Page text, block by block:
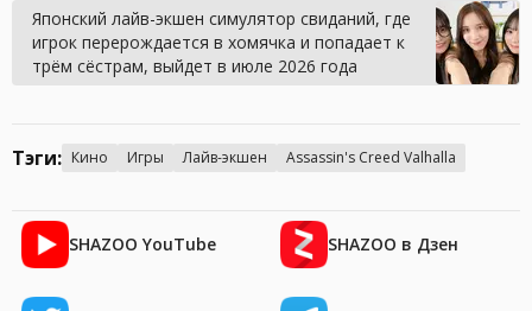
Японский лайв-экшен симулятор свиданий, где
игрок перерождается в хомячка и попадает к
трём сёстрам, выйдет в июле 2026 года
Тэги: Кино Игры Лайв-экшен Assassin's Creed Valhalla
SHAZOO YouTube SHAZOO в Дзен